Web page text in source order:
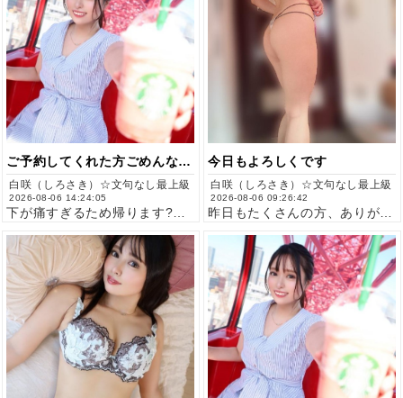
ご予約してくれた方ごめんなさい
白咲（しろさき）☆文句なし最上級
2026-08-06 14:24:05
今日もよろしくです
白咲（しろさき）☆文句なし最上級
2026-08-06 09:26:42